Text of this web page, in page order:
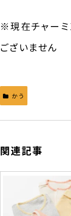
※現在チャーミ
ございません
かう
関連記事